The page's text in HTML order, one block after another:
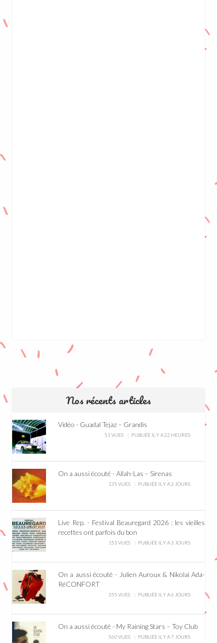
Nos récents articles
Vidéo - Guadal Tejaz – Grandis
51 VUES PUBLIÉE IL Y A 22 HEURES
On a aussi écouté - Allah-Las – Sirenas
135 VUES PUBLIÉE IL Y A 2 JOURS
Live Rep. - Festival Beauregard 2026 : les vieilles
recettes ont parfois du bon
153 VUES PUBLIÉE IL Y A 3 JOURS
On a aussi écouté - Julien Auroux & Nikolai Ada-
RéCONFORT
355 VUES PUBLIÉE IL Y A 6 JOURS
On a aussi écouté - My Raining Stars – Toy Club
560 VUES PUBLIÉE IL Y A 7 JOURS